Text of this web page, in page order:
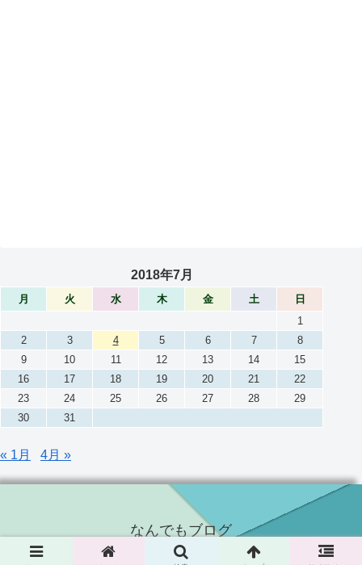
2018年7月
月 火 水 木 金 土
日
1
2
3 4 5 6 7
8
9
10 11 12 13 14
15
16
17 18 19 20 21
22
23
24 25 26 27 28
29
30
31
« 1月 4月 »
なんでもブログ
© 2017 なんでもブログ.